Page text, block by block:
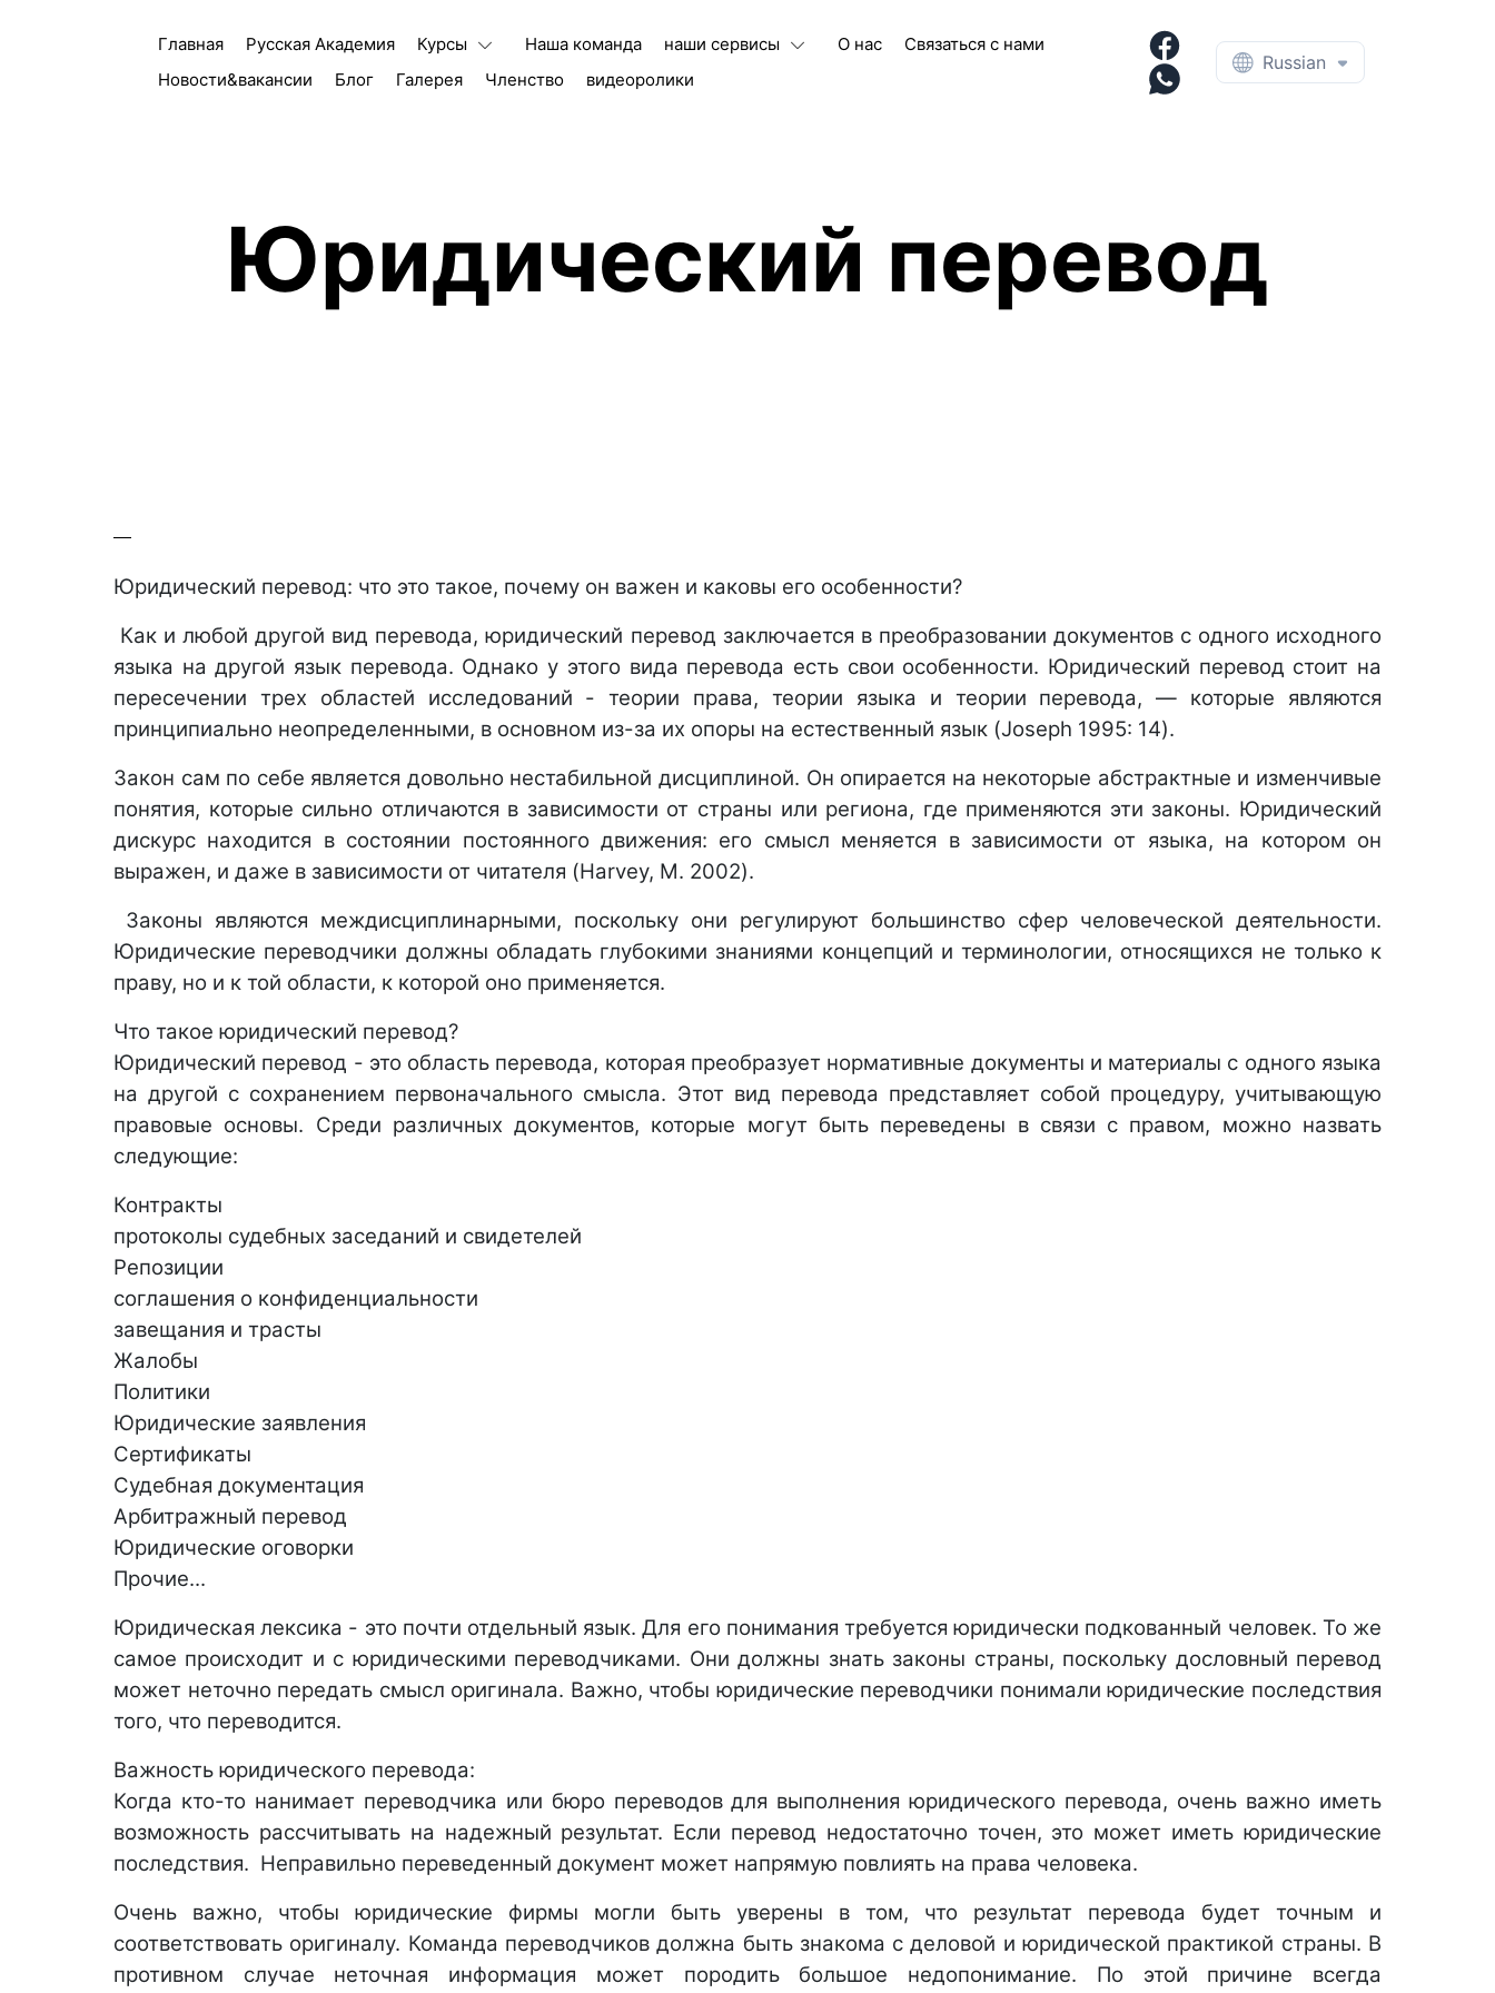
Главная Русская Академия Курсы Наша команда наши сервисы О нас
Связаться с нами
Новости&вакансии
Блог Галерея Членство видеоролики
Russian
Юридический перевод
Юридический перевод: что это такое, почему он важен и каковы его особенности?
Как и любой другой вид перевода, юридический перевод заключается в преобразовании документов с одного исходного
языка на другой язык перевода. Однако у этого вида перевода есть свои особенности. Юридический перевод стоит на
пересечении трех областей исследований - теории права, теории языка и теории перевода, — которые являются
принципиально неопределенными, в основном из-за их опоры на естественный язык (Joseph 1995: 14).
Закон сам по себе является довольно нестабильной дисциплиной. Он опирается на некоторые абстрактные и изменчивые
понятия, которые сильно отличаются в зависимости от страны или региона, где применяются эти законы. Юридический
дискурс находится в состоянии постоянного движения: его смысл меняется в зависимости от языка, на котором он
выражен, и даже в зависимости от читателя (Harvey, M. 2002).
Законы являются междисциплинарными, поскольку они регулируют большинство сфер человеческой деятельности.
Юридические переводчики должны обладать глубокими знаниями концепций и терминологии, относящихся не только к
праву, но и к той области, к которой оно применяется.
Что такое юридический перевод?
Юридический перевод - это область перевода, которая преобразует нормативные документы и материалы с одного языка
на другой с сохранением первоначального смысла. Этот вид перевода представляет собой процедуру, учитывающую
правовые основы. Среди различных документов, которые могут быть переведены в связи с правом, можно назвать
следующие:
Контракты
протоколы судебных заседаний и свидетелей
Репозиции
соглашения о конфиденциальности
завещания и трасты
Жалобы
Политики
Юридические заявления
Сертификаты
Судебная документация
Арбитражный перевод
Юридические оговорки
Прочие...
Юридическая лексика - это почти отдельный язык. Для его понимания требуется юридически подкованный человек. То же
самое происходит и с юридическими переводчиками. Они должны знать законы страны, поскольку дословный перевод
может неточно передать смысл оригинала. Важно, чтобы юридические переводчики понимали юридические последствия
того, что переводится.
Важность юридического перевода:
Когда кто-то нанимает переводчика или бюро переводов для выполнения юридического перевода, очень важно иметь
возможность рассчитывать на надежный результат. Если перевод недостаточно точен, это может иметь юридические
последствия.  Неправильно переведенный документ может напрямую повлиять на права человека.
Очень важно, чтобы юридические фирмы могли быть уверены в том, что результат перевода будет точным и
соответствовать оригиналу. Команда переводчиков должна быть знакома с деловой и юридической практикой страны. В
противном случае неточная информация может породить большое недопонимание. По этой причине всегда